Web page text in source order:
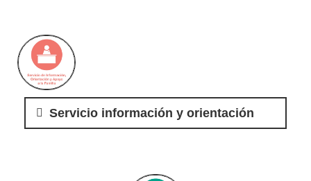
Servicio información y orientación